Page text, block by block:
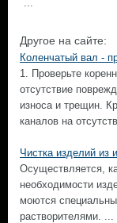
...
Другое на сайте:
Коленчатый вал -
1. Проверьте
отсутствие
износа и трещин.
каналов на
Чистка изделий из
Осуществляется,
необходимости
моются
растворителями. ...